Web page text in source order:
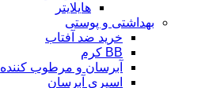
هایلایتر
بهداشتی و پوستی
خرید ضد آفتاب
BB کرم
آبرسان و مرطوب کننده
اسپری آبرسان